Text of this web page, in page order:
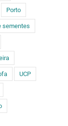
Porto
sementes
UCP